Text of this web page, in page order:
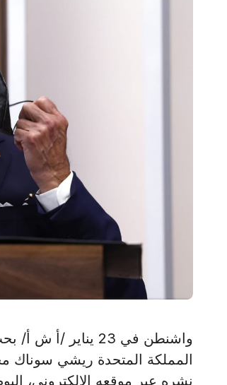
واشنطن في 23
المملكة المتحدة ريشي سوناك
نشره عبر موقعه الإلكتروني،